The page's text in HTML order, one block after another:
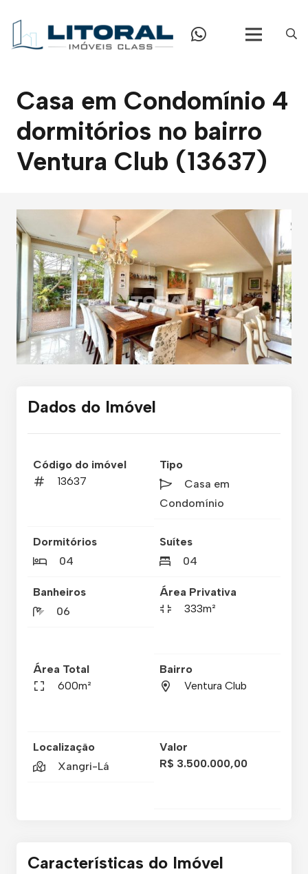
Casa em Condomínio 4
dormitórios no bairro
Ventura Club (13637)
Dados do Imóvel
Código do imóvel
13637
Tipo
Casa em
Condomínio
Dormitórios
04
Suítes
04
Banheiros
06
Área Privativa
333m²
Área Total
600m²
Bairro
Ventura Club
Localização
Xangri-Lá
Valor
R$ 3.500.000,00
Características do Imóvel